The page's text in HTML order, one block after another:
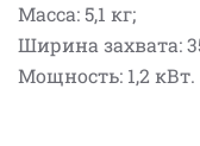
Масса: 5,1 кг;
Ширина захвата:
Мощность: 1,2 кВт.